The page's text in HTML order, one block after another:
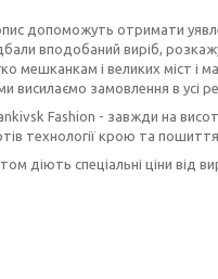
допоможуть отримати
вподобаний виріб,
мешканкам і великих міст і
висилаємо замовлення в усі
Fashion - завжди на
технології крою та пошиття.
діють спеціальні ціни від